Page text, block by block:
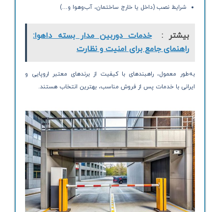
شرایط نصب (داخل یا خارج ساختمان، آب‌وهوا و…)
بیشتر :
خدمات دوربین مدار بسته داهوا:
راهنمای جامع برای امنیت و نظارت
به‌طور معمول، راهبندهای با کیفیت از برندهای معتبر اروپایی و
ایرانی با خدمات پس از فروش مناسب، بهترین انتخاب هستند.